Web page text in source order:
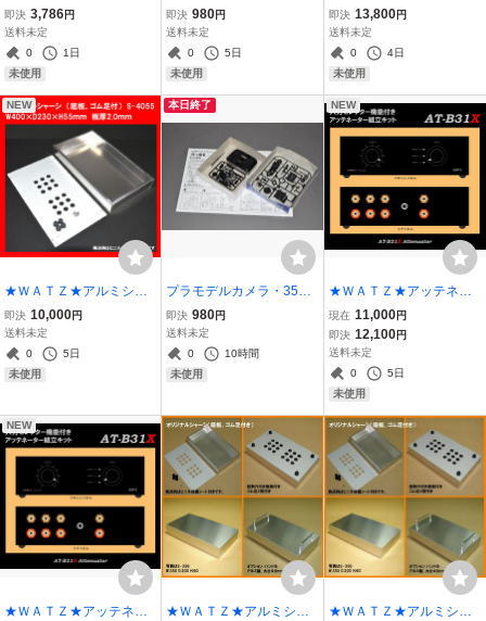
ーシ250×150×40（底
板、ゴム足付き）
即決 3,786円
送料未定
0
1日
未使用
リフィルムカメラ・完成
すれば写真が撮れます。..
即決 980円
送料未定
0
5日
未使用
２+-独立セレクター組立
キットSS-B22Xs.
即決 13,800円
送料未定
0
4日
未使用
NEW
★ＷＡＴＺ★アルミシャ
ーシT=2.0 W400×D230×
H55（底板、ゴム足付
き）
即決 10,000円
送料未定
0
5日
未使用
本日終了
プラモデルカメラ・35ミ
リフィルムカメラ・完成
すれば写真が撮れます。.
即決 980円
送料未定
0
10時間
未使用
NEW
★ＷＡＴＺ★アッテネー
ター組立キット AT-B31
X
現在 11,000円
即決 12,100円
送料未定
0
5日
未使用
NEW
★ＷＡＴＺ★アッテネー
★ＷＡＴＺ★アルミシャ
★ＷＡＴＺ★アルミシャ